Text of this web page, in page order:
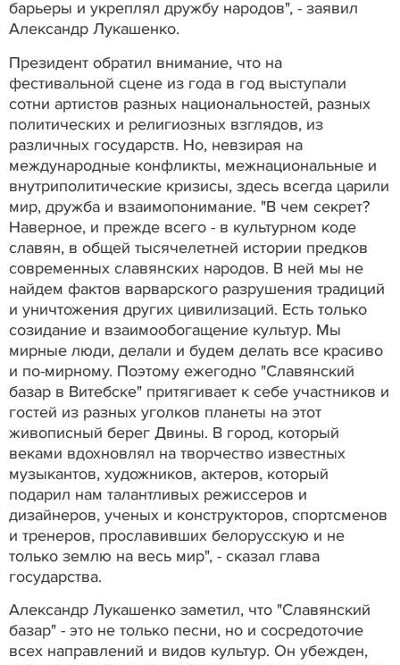
барьеры и укреплял дружбу народов", - заявил
Александр Лукашенко.
Президент обратил внимание, что на
фестивальной сцене из года в год выступали
сотни артистов разных национальностей, разных
политических и религиозных взглядов, из
различных государств. Но, невзирая на
международные конфликты, межнациональные и
внутриполитические кризисы, здесь всегда царили
мир, дружба и взаимопонимание. "В чем секрет?
Наверное, и прежде всего - в культурном коде
славян, в общей тысячелетней истории предков
современных славянских народов. В ней мы не
найдем фактов варварского разрушения традиций
и уничтожения других цивилизаций. Есть только
созидание и взаимообогащение культур. Мы
мирные люди, делали и будем делать все красиво
и по-мирному. Поэтому ежегодно "Славянский
базар в Витебске" притягивает к себе участников и
гостей из разных уголков планеты на этот
живописный берег Двины. В город, который
веками вдохновлял на творчество известных
музыкантов, художников, актеров, который
подарил нам талантливых режиссеров и
дизайнеров, ученых и конструкторов, спортсменов
и тренеров, прославивших белорусскую и не
только землю на весь мир", - сказал глава
государства.
Александр Лукашенко заметил, что "Славянский
базар" - это не только песни, но и сосредоточие
всех направлений и видов культур. Он убежден,